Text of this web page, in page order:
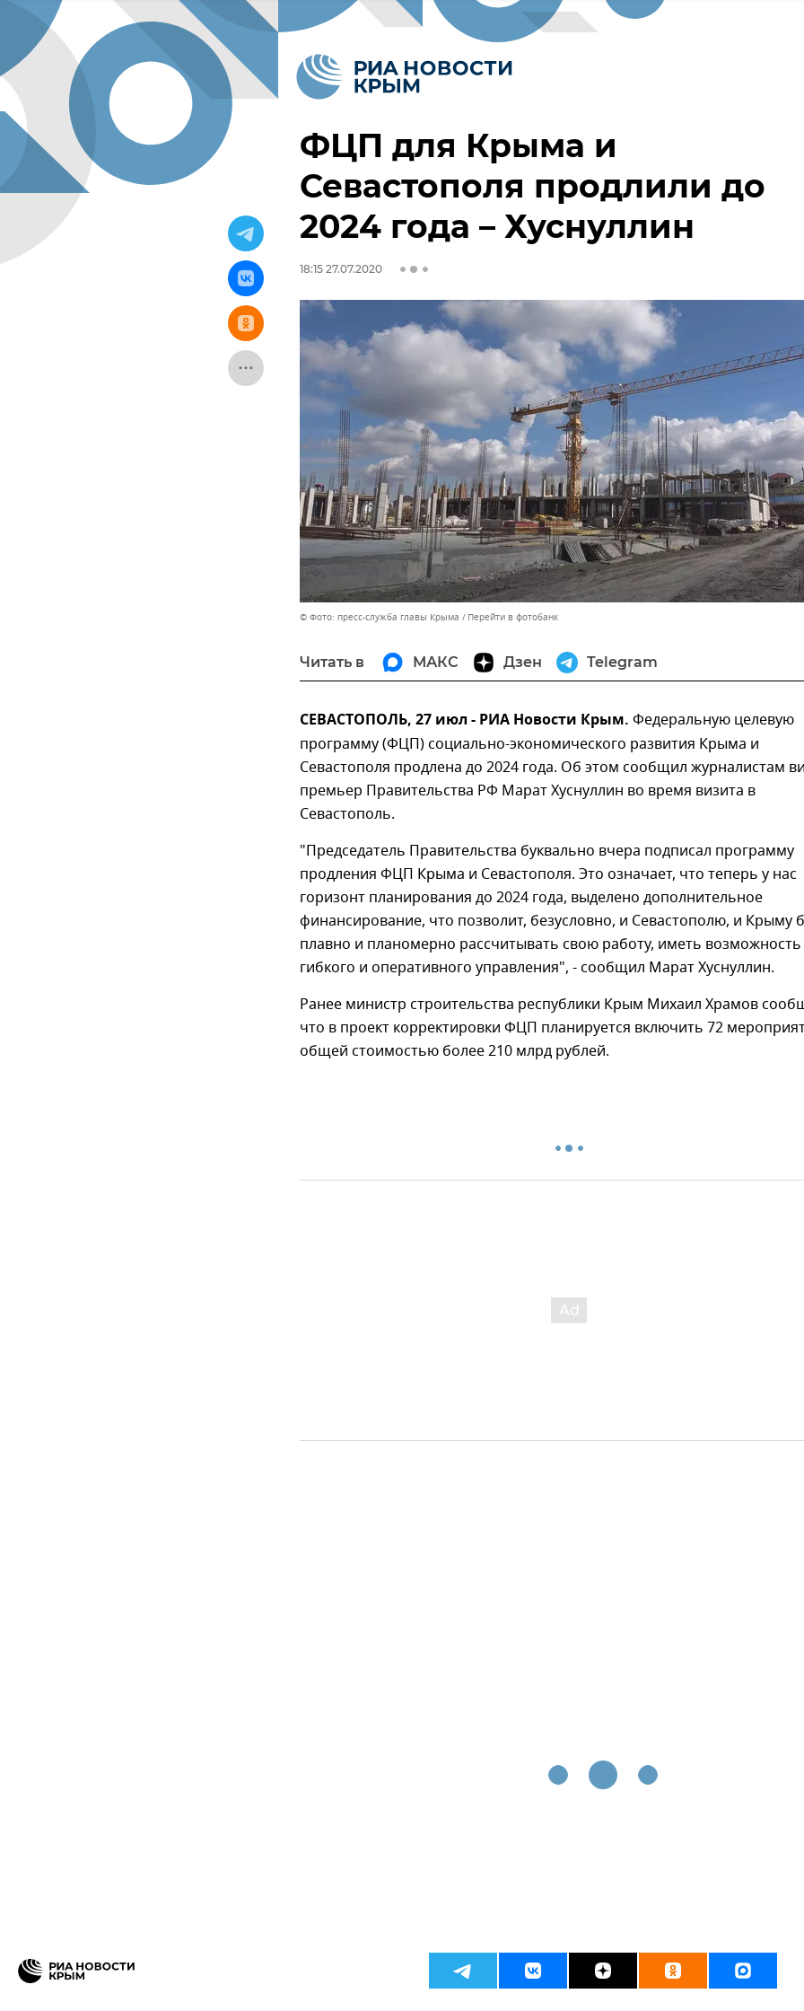
ФЦП для Крыма и
Севастополя продлили до
2024 года – Хуснуллин
18:15 27.07.2020
© Фото: пресс-служба главы Крыма Перейти в фотобанк
Читать в МАКС Дзен Telegram
СЕВАСТОПОЛЬ, 27 июл - РИА Новости Крым. Федеральную целевую
программу (ФЦП) социально-экономического развития Крыма и
Севастополя продлена до 2024 года. Об этом сообщил журналистам
премьер Правительства РФ Марат Хуснуллин во время визита в
Севастополь.
"Председатель Правительства буквально вчера подписал программу
продления ФЦП Крыма и Севастополя. Это означает, что теперь у нас
горизонт планирования до 2024 года, выделено дополнительное
финансирование, что позволит, безусловно, и Севастополю, и Крыму
плавно и планомерно рассчитывать свою работу, иметь возможность
гибкого и оперативного управления", - сообщил Марат Хуснуллин.
Ранее министр строительства республики Крым Михаил Храмов
что в проект корректировки ФЦП планируется включить 72
общей стоимостью более 210 млрд рублей.